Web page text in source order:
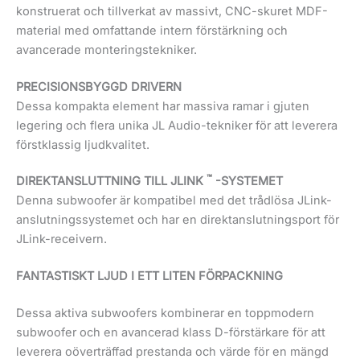
konstruerat och tillverkat av massivt, CNC-skuret MDF-
material med omfattande intern förstärkning och
avancerade monteringstekniker.
PRECISIONSBYGGD DRIVERN
Dessa kompakta element har massiva ramar i gjuten
legering och flera unika JL Audio-tekniker för att leverera
förstklassig ljudkvalitet.
DIREKTANSLUTTNING TILL JLINK ™ -SYSTEMET
Denna subwoofer är kompatibel med det trådlösa JLink-
anslutningssystemet och har en direktanslutningsport för
JLink-receivern.
FANTASTISKT LJUD I ETT LITEN FÖRPACKNING
Dessa aktiva subwoofers kombinerar en toppmodern
subwoofer och en avancerad klass D-förstärkare för att
leverera oöverträffad prestanda och värde för en mängd